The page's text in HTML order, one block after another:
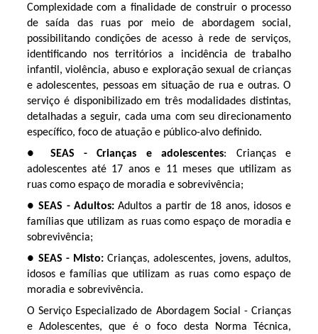
Complexidade com a finalidade de construir o processo
de saída das ruas por meio de abordagem social,
possibilitando condições de acesso à rede de serviços,
identificando nos territórios a incidência de trabalho
infantil, violência, abuso e exploração sexual de crianças
e adolescentes, pessoas em situação de rua e outras. O
serviço é disponibilizado em três modalidades distintas,
detalhadas a seguir, cada uma com seu direcionamento
específico, foco de atuação e público-alvo definido.
● SEAS - Crianças e adolescentes: Crianças e
adolescentes até 17 anos e 11 meses que utilizam as
ruas como espaço de moradia e sobrevivência;
●SEAS - Adultos:Adultos a partir de 18 anos, idosos e
famílias que utilizam as ruas como espaço de moradia e
sobrevivência;
● SEAS - Misto: Crianças, adolescentes, jovens, adultos,
idosos e famílias que utilizam as ruas como espaço de
moradia e sobrevivência.
O Serviço Especializado de Abordagem Social - Crianças
e Adolescentes, que é o foco desta Norma Técnica,